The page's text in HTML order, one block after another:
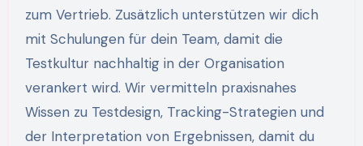
zum Vertrieb. Zusätzlich unterstützen wir dich
mit Schulungen für dein Team, damit die
Testkultur nachhaltig in der Organisation
verankert wird. Wir vermitteln praxisnahes
Wissen zu Testdesign, Tracking-Strategien und
der Interpretation von Ergebnissen, damit du